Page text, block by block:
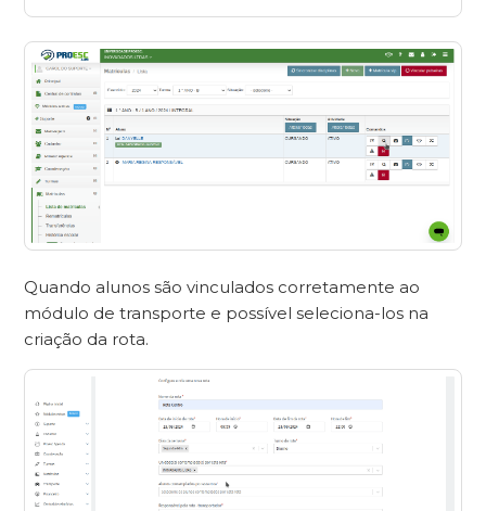
Quando alunos são vinculados corretamente ao
módulo de transporte e possível seleciona-los na
criação da rota.